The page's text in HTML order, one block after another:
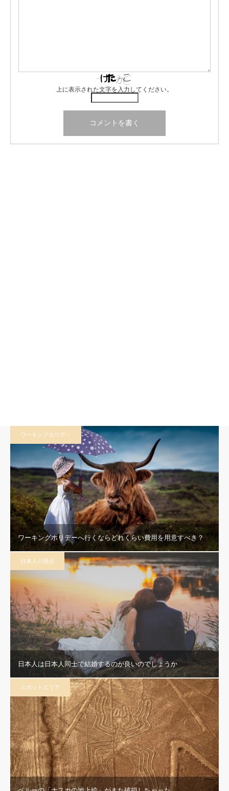
上に表示された文字を入力してください。
ワーキングホリデ－
ワーキングホリデーへ行くならどれくらい費用を用意すべき？
日本人の視点
日本人は日本人同士で結婚するのが良いのでしょうか
スポットエリア